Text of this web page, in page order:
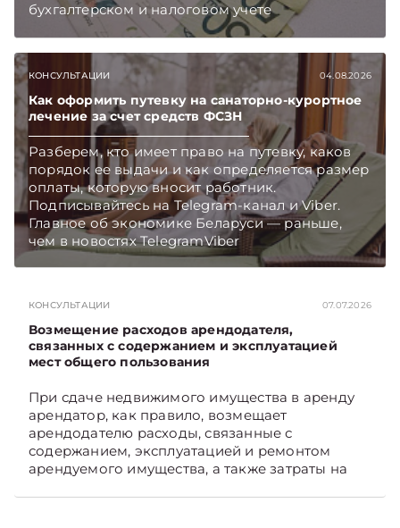
бухгалтерском и налоговом учете
хозяйственных операций по начислению и
Подписывайтесь на Telegram‑канал и Viber.
Главное об экономике Беларуси — раньше,
чем в новостях TelegramViber
КОНСУЛЬТАЦИИ 04.08.2026
Как оформить путевку на санаторно-курортное
лечение за счет средств ФСЗН
Разберем, кто имеет право на путевку, каков
порядок ее выдачи и как определяется размер
оплаты, которую вносит работник.
Подписывайтесь на Telegram‑канал и Viber.
Главное об экономике Беларуси — раньше,
чем в новостях TelegramViber
КОНСУЛЬТАЦИИ 07.07.2026
Возмещение расходов арендодателя,
связанных с содержанием и эксплуатацией
мест общего пользования
При сдаче недвижимого имущества в аренду
арендатор, как правило, возмещает
арендодателю расходы, связанные с
содержанием, эксплуатацией и ремонтом
арендуемого имущества, а также затраты на